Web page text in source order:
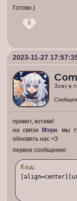
Готово.)
0
2023-11-27
Зову в
привет, котики!
на связи
Мэри. мы
обновить нас <3
первое сообщение:
Код: